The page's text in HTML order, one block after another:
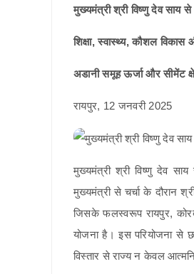
मुख्यमंत्री श्री विष्णु देव साय
शिक्षा, स्वास्थ्य, कौशल
अडानी समूह ऊर्जा और सीमेंट
रायपुर, 12 जनवरी 2025
मुख्यमंत्री श्री विष्णु देव
मुख्यमंत्री से चर्चा के दौरान
जिसके फलस्वरूप रायपुर,
योजना है। इस परियोजना से
विस्तार से राज्य न केवल